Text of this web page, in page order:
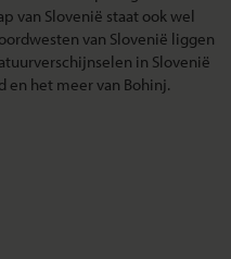
van Slovenië staat ook wel
van Slovenië liggen
in Slovenië
en het meer van Bohinj.